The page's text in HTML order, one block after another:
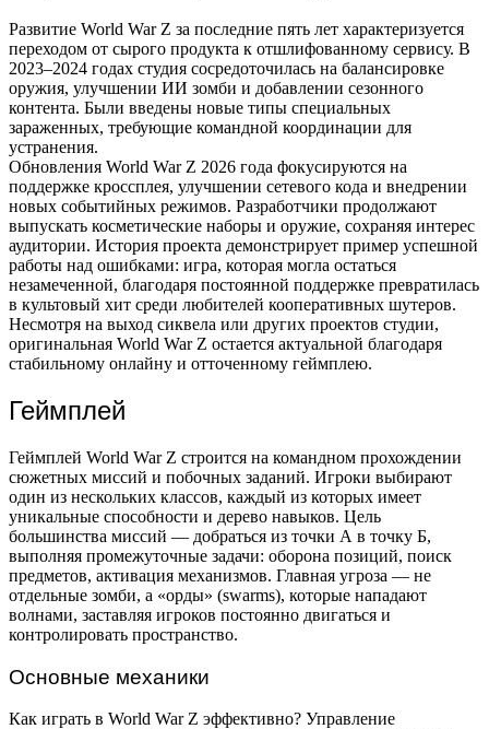
Развитие World War Z за последние пять лет характеризуется
переходом от сырого продукта к отшлифованному сервису. В
2023–2024 годах студия сосредоточилась на балансировке
оружия, улучшении ИИ зомби и добавлении сезонного
контента. Были введены новые типы специальных
зараженных, требующие командной координации для
устранения.
Обновления World War Z 2026 года фокусируются на
поддержке кроссплея, улучшении сетевого кода и внедрении
новых событийных режимов. Разработчики продолжают
выпускать косметические наборы и оружие, сохраняя интерес
аудитории. История проекта демонстрирует пример успешной
работы над ошибками: игра, которая могла остаться
незамеченной, благодаря постоянной поддержке превратилась
в культовый хит среди любителей кооперативных шутеров.
Несмотря на выход сиквела или других проектов студии,
оригинальная World War Z остается актуальной благодаря
стабильному онлайну и отточенному геймплею.
Геймплей
Геймплей World War Z строится на командном прохождении
сюжетных миссий и побочных заданий. Игроки выбирают
один из нескольких классов, каждый из которых имеет
уникальные способности и дерево навыков. Цель
большинства миссий — добраться из точки А в точку Б,
выполняя промежуточные задачи: оборона позиций, поиск
предметов, активация механизмов. Главная угроза — не
отдельные зомби, а «орды» (swarms), которые нападают
волнами, заставляя игроков постоянно двигаться и
контролировать пространство.
Основные механики
Как играть в World War Z эффективно? Управление